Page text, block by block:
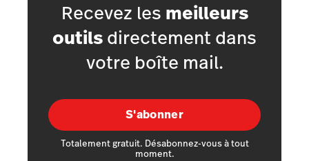
Recevez les meilleurs
outilsdirectement dans
votre boîte mail.
S'abonner
Totalement gratuit. Désabonnez-vous à tout
moment.